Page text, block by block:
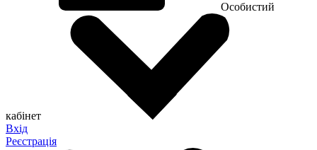
Особистий
кабінет
Вхід
Реєстрація